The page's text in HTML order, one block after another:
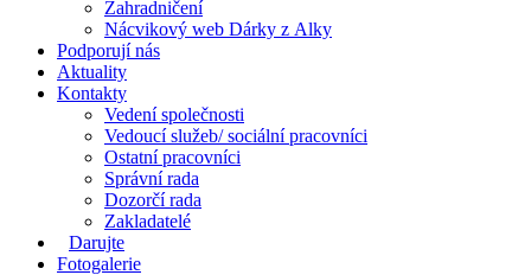
Zahradničení
Nácvikový web Dárky z Alky
Podporují nás
Aktuality
Kontakty
Vedení společnosti
Vedoucí služeb/ sociální pracovníci
Ostatní pracovníci
Správní rada
Dozorčí rada
Zakladatelé
Darujte
Fotogalerie